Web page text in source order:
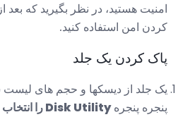
امنیت هستید، در نظر بگیرید که بعد
کردن امن استفاده کنید.
پاک کردن یک جلد
یک جلد از دیسکها و حجم های
پنجره پنجرهDisk Utility را انتخاب